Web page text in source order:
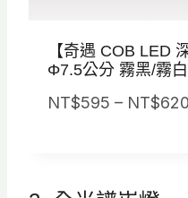
【奇遇 COB LED
Φ7.5公分 霧黑/霧
NT$595 – NT$620